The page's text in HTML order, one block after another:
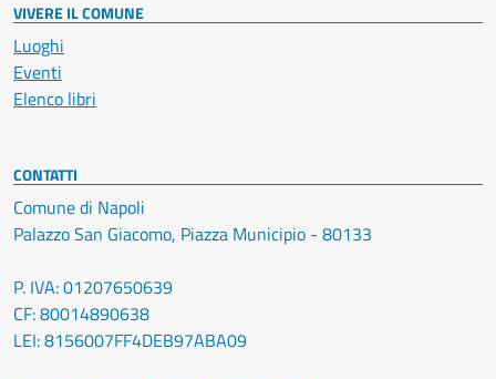
VIVERE IL COMUNE
Luoghi
Eventi
Elenco libri
CONTATTI
Comune di Napoli
Palazzo San Giacomo, Piazza Municipio - 80133
P. IVA: 01207650639
CF: 80014890638
LEI: 8156007FF4DEB97ABA09